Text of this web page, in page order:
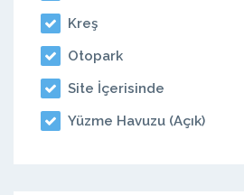
Kreş
Otopark
Site İçerisinde
Yüzme Havuzu (Açık)